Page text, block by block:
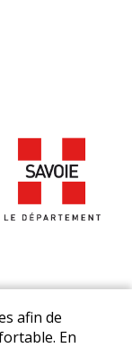
afin de
En